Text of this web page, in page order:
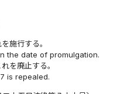
施行する。
the date of promulgation.
を廃止する。
is repealed.